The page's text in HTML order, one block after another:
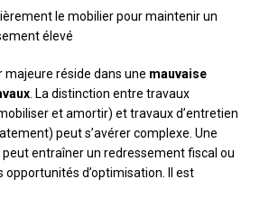
le mobilier pour maintenir un
élevé
majeure réside dans une mauvaise
. La distinction entre travaux
et amortir) et travaux d’entretien
peut s’avérer complexe. Une
entraîner un redressement fiscal ou
opportunités d’optimisation. Il est